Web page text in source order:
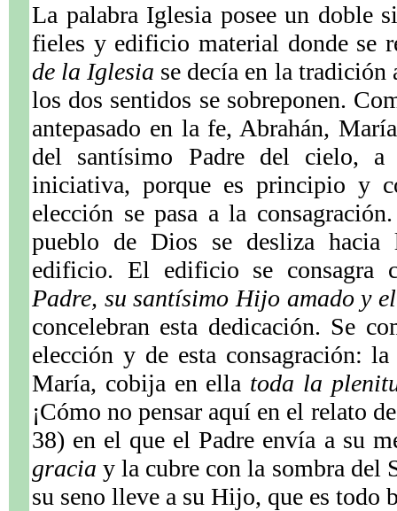
La palabra Iglesia posee un doble
fieles y edificio material donde se
de la Iglesia se decía en la
los dos sentidos se sobreponen.
antepasado en la fe, Abrahán,
del santísimo Padre del cielo, a
iniciativa, porque es principio y
elección se pasa a la
pueblo de Dios se desliza
edificio. El edificio se consagra
Padre, su santísimo Hijo amado y
concelebran esta dedicación. Se
elección y de esta consagración:
María, cobija en ella toda la
¡Cómo no pensar aquí en el relato
38) en el que el Padre envía a su
gracia y la cubre con la sombra del
su seno lleve a su Hijo, que es todo